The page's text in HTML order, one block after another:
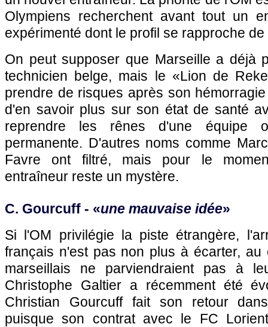
Olympiens recherchent avant tout un
expérimenté dont le profil se rapproche
On peut supposer que Marseille a déjà
technicien belge, mais le «Lion de
prendre de risques après son
d'en savoir plus sur son état de santé
reprendre les rênes d'une équipe
permanente. D'autres noms comme
Favre ont filtré, mais pour le
entraîneur reste un mystère.
C. Gourcuff - «une mauvaise idée»
Si l'OM privilégie la piste étrangère,
français n'est pas non plus à écarter, au
marseillais ne parviendraient pas à
Christophe Galtier a récemment été
Christian Gourcuff fait son retour
puisque son contrat avec le FC